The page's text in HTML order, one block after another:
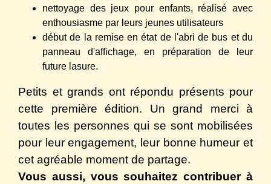
nettoyage des jeux pour enfants, réalisé avec
enthousiasme par leurs jeunes utilisateurs
début de la remise en état de l'abri de bus et du
panneau d'affichage, en préparation de leur
future lasure.
Petits et grands ont répondu présents pour
cette première édition. Un grand merci à
toutes les personnes qui se sont mobilisées
pour leur engagement, leur bonne humeur et
cet agréable moment de partage.
Vous aussi, vous souhaitez contribuer à